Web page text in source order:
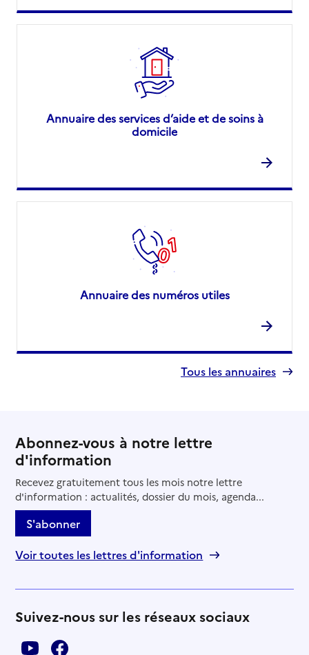
Annuaire des services d’aide et de soins à
domicile
Annuaire des numéros utiles
Tous les annuaires
Abonnez-vous à notre lettre
d'information
Recevez gratuitement tous les mois notre lettre
d'information : actualités, dossier du mois, agenda...
S'abonner
Voir toutes les lettres d'information
Suivez-nous sur les réseaux sociaux